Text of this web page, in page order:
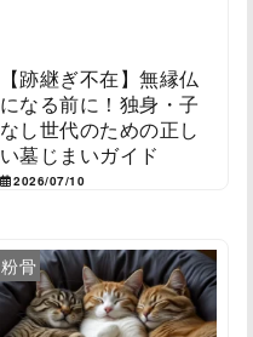
【跡継ぎ不在】無縁仏
になる前に！独身・子
なし世代のための正し
い墓じまいガイド
2026/07/10
粉骨